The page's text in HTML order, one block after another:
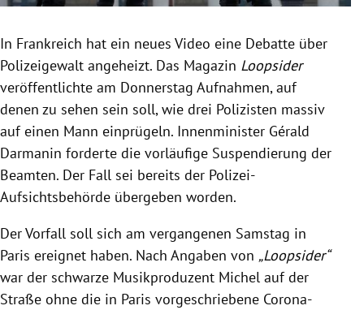
Untermenü
In Frankreich hat ein neues Video eine Debatte über
Polizeigewalt angeheizt. Das Magazin Loopsider
veröffentlichte am Donnerstag Aufnahmen, auf
denen zu sehen sein soll, wie drei Polizisten massiv
auf einen Mann einprügeln. Innenminister Gérald
Darmanin forderte die vorläufige Suspendierung der
Beamten. Der Fall sei bereits der Polizei-
Aufsichtsbehörde übergeben worden.
Der Vorfall soll sich am vergangenen Samstag in
Paris ereignet haben. Nach Angaben von „Loopsider“
war der schwarze Musikproduzent Michel auf der
Straße ohne die in Paris vorgeschriebene Corona-